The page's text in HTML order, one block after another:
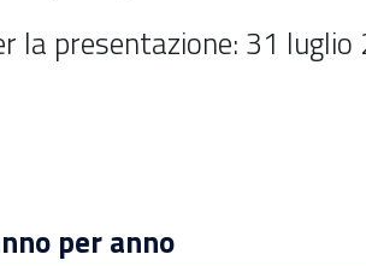
la presentazione: 31
per anno